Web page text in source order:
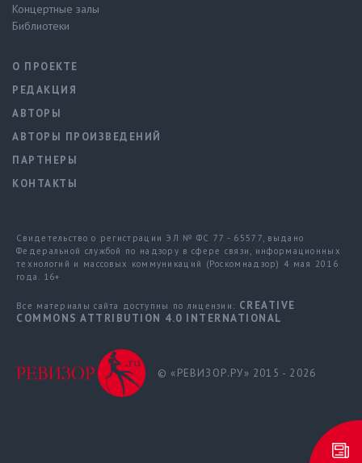
Концертные залы
Библиотеки
О ПРОЕКТЕ
РЕДАКЦИЯ
АВТОРЫ
АВТОРЫ ПРОИЗВЕДЕНИЙ
ПАРТНЕРЫ
КОНТАКТЫ
Свидетельство о регистрации ЭЛ № ФС 77 - 65577, выдано
Федеральной службой по надзору в сфере связи, информационных
технологий и массовых коммуникаций (Роскомнадзор) 4 мая 2016
года. 16+
Все материалы сайта доступны по лицензии: CREATIVE
COMMONS ATTRIBUTION 4.0 INTERNATIONAL
© «РЕВИЗОР.РУ» 2015 - 2026